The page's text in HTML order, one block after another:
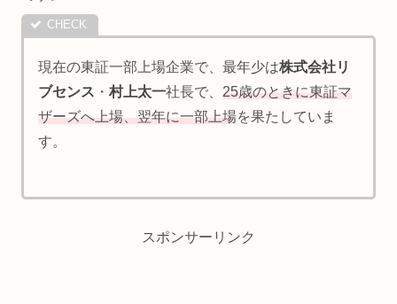
現在の東証一部上場企業で、最年少は株式会社リ
ブセンス ・ 村上太一社長で、 25歳のときに東証マ
ザーズへ上場、翌年に一部上場を果たしていま
す。
スポンサーリンク